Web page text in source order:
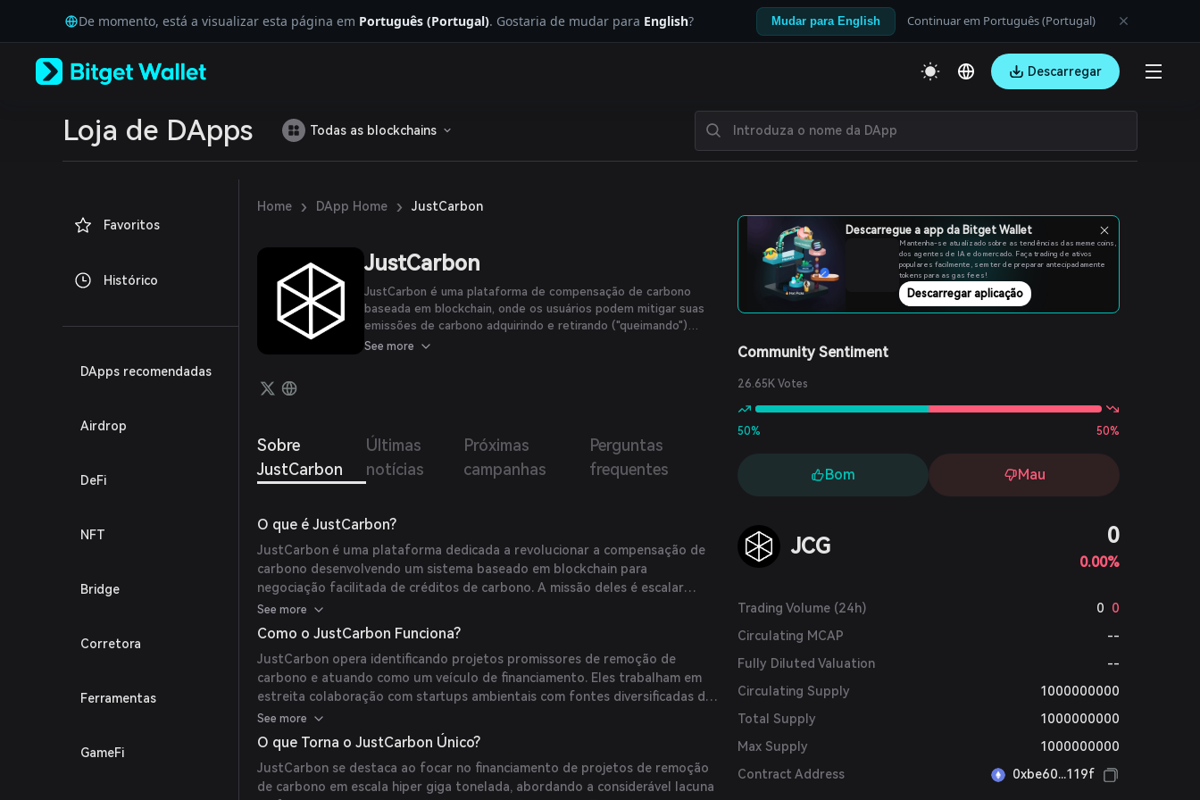
Tiếng Việt
Русский
Español (Latinoamérica)
Português (Portugal)
Bahasa Indonesia
Español (Argentina)
De momento, está a visualizar esta página em Português (Portugal). Gostaria de mudar para English? Mudar para English Continuar em Português (Portugal)
Descarregar
Loja de DApps Todas as blockchains
Favoritos
Histórico
DApps recomendadas
Airdrop
DeFi
NFT
Bridge
Corretora
Ferramentas
GameFi
Home › DApp Home › JustCarbon
JustCarbon
JustCarbon é uma plataforma de compensação de carbono
baseada em blockchain, onde os usuários podem mitigar suas
emissões de carbono adquirindo e retirando ("queimando")
tokens JustCarbon Removal (JCR). Cada token JCR equivale a
See more
Sobre
JustCarbon
Últimas
notícias
Próximas
campanhas
Perguntas
frequentes
O que é JustCarbon?
JustCarbon é uma plataforma dedicada a revolucionar a compensação de
carbono desenvolvendo um sistema baseado em blockchain para
negociação facilitada de créditos de carbono. A missão deles é escalar
soluções transformadoras que salvam o planeta para remoção de carbono
em gigatons, conectando projetos impactantes e investidores para retornos
See more
Como o JustCarbon Funciona?
JustCarbon opera identificando projetos promissores de remoção de
carbono e atuando como um veículo de financiamento. Eles trabalham em
estreita colaboração com startups ambientais com fontes diversificadas de
receita, permitindo que escalem seu impacto ambiental com confiança. A
plataforma também gerencia o token JustCarbon Removal (JCR) por meio
de uma Organização Autônoma Descentralizada (DAO), garantindo
governança descentralizada e transparência.
See more
O que Torna o JustCarbon Único?
JustCarbon se destaca ao focar no financiamento de projetos de remoção
de carbono em escala hiper giga tonelada, abordando a considerável lacuna
Descarregue a app da Bitget Wallet
Mantenha-se atualizado sobre as tendências das meme coins,
dos agentes de IA e do mercado. Faça trading de ativos
populares facilmente, sem ter de preparar antecipadamente
tokens para as gas fees!
Descarregar aplicação
Community Sentiment
26.65K Votes
50% 50%
Bom Mau
JCG 0
0.00%
Trading Volume (24h) 0
0
Circulating MCAP
--
Fully Diluted Valuation
--
Circulating Supply
1000000000
Total Supply
1000000000
Max Supply
1000000000
Contract Address
0xbe60...119f